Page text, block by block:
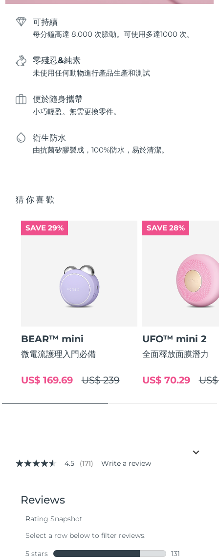
可持續
每分鐘高達 8,000 次脈動。可使用多達1000 次。
零殘忍&純素
未使用任何動物進行產品生產和測試
便於隨身攜帶
小巧輕盈。無需更換零件。
衛生防水
由抗菌矽膠製成，100%防水，易於清潔。
猜你喜歡
SAVE 29%
BEAR™ mini
微電流護理入門必備
US$ 239
US$ 169.69
SAVE 28%
UFO™ mini 2
全面釋放面膜潛力
US$ 70.29
4.5
stars,
average
value.
171
Same
4.5 (171) Write a review